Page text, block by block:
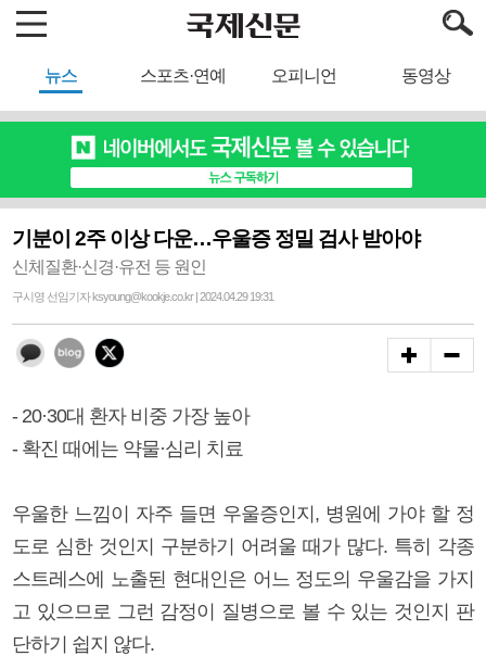
뉴스 스포츠·연예 오피니언 동영상
기분이 2주 이상 다운…우울증 정밀 검사 받아야
신체질환·신경·유전 등 원인
구시영 선임기자 ksyoung@kookje.co.kr | 2024.04.29 19:31
- 20·30대 환자 비중 가장 높아
- 확진 때에는 약물·심리 치료
우울한 느낌이 자주 들면 우울증인지, 병원에 가야 할 정
도로 심한 것인지 구분하기 어려울 때가 많다. 특히 각종
스트레스에 노출된 현대인은 어느 정도의 우울감을 가지
고 있으므로 그런 감정이 질병으로 볼 수 있는 것인지 판
단하기 쉽지 않다.